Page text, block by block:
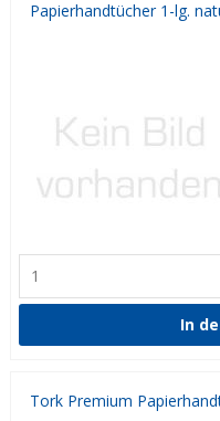
Papierhandtücher 1-lg.